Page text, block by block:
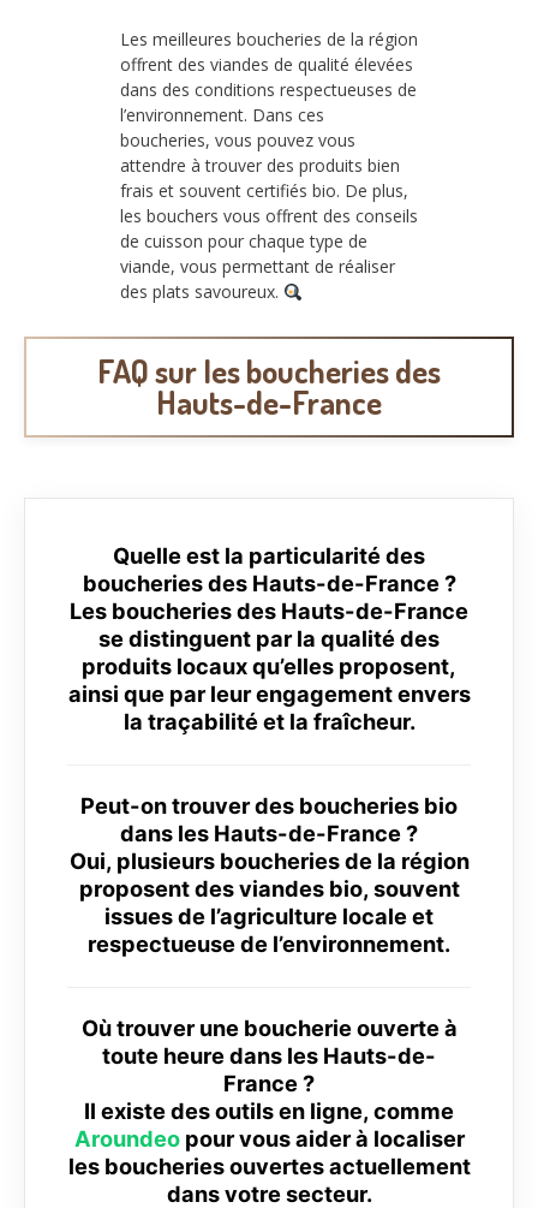
Les meilleures boucheries de la région
offrent des viandes de qualité élevées
dans des conditions respectueuses de
l’environnement. Dans ces
boucheries, vous pouvez vous
attendre à trouver des produits bien
frais et souvent certifiés bio. De plus,
les bouchers vous offrent des conseils
de cuisson pour chaque type de
viande, vous permettant de réaliser
des plats savoureux.
FAQ sur les boucheries des
Hauts-de-France
Quelle est la particularité des
boucheries des Hauts-de-France ?
Les boucheries des Hauts-de-France
se distinguent par la qualité des
produits locaux qu’elles proposent,
ainsi que par leur engagement envers
la traçabilité et la fraîcheur.
Peut-on trouver des boucheries bio
dans les Hauts-de-France ?
Oui, plusieurs boucheries de la région
proposent des viandes bio, souvent
issues de l’agriculture locale et
respectueuse de l’environnement.
Où trouver une boucherie ouverte à
toute heure dans les Hauts-de-
France ?
Il existe des outils en ligne, comme
Aroundeopour vous aider à localiser
les boucheries ouvertes actuellement
dans votre secteur.